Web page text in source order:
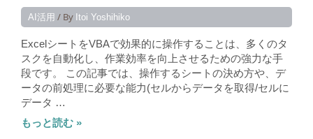
AI活用 / By Itoi Yoshihiko
ExcelシートをVBAで効果的に操作することは、多くのタ
スクを自動化し、作業効率を向上させるための強力な手
段です。 この記事では、操作するシートの決め方や、デ
ータの前処理に必要な能力(セルからデータを取得/セルに
データ …
もっと読む »